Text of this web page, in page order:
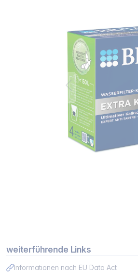
weiterführende Links
Informationen nach EU Data Act